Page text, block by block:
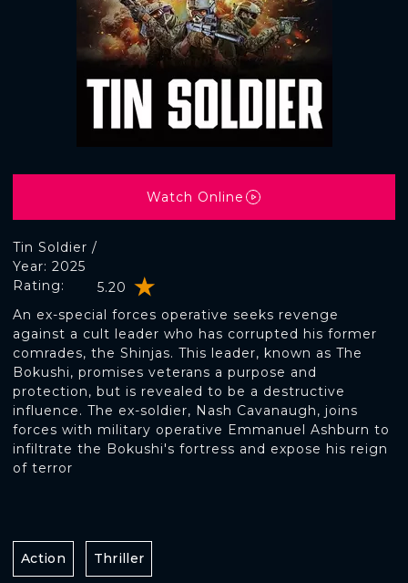
Tin Soldier /
Rating: 5.20
Year: 2025
An ex-special forces operative seeks revenge
against a cult leader who has corrupted his former
comrades, the Shinjas. This leader, known as The
Bokushi, promises veterans a purpose and
protection, but is revealed to be a destructive
influence. The ex-soldier, Nash Cavanaugh, joins
forces with military operative Emmanuel Ashburn to
infiltrate the Bokushi's fortress and expose his reign
of terror
Watch Online
Action Thriller